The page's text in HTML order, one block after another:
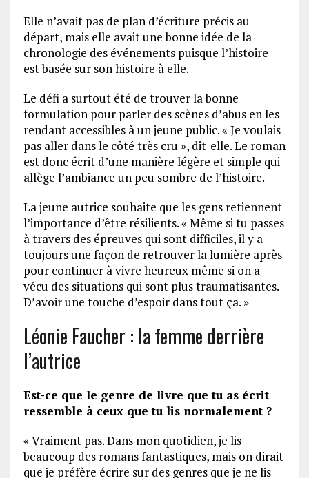
Elle n’avait pas de plan d’écriture précis au
départ, mais elle avait une bonne idée de la
chronologie des événements puisque l’histoire
est basée sur son histoire à elle.
Le défi a surtout été de trouver la bonne
formulation pour parler des scènes d’abus en les
rendant accessibles à un jeune public. « Je voulais
pas aller dans le côté très cru », dit-elle. Le roman
est donc écrit d’une manière légère et simple qui
allège l’ambiance un peu sombre de l’histoire.
La jeune autrice souhaite que les gens retiennent
l’importance d’être résilients. « Même si tu passes
à travers des épreuves qui sont difficiles, il y a
toujours une façon de retrouver la lumière après
pour continuer à vivre heureux même si on a
vécu des situations qui sont plus traumatisantes.
D’avoir une touche d’espoir dans tout ça. »
Léonie Faucher : la femme derrière
l’autrice
Est-ce que le genre de livre que tu as écrit
ressemble à ceux que tu lis normalement ?
« Vraiment pas. Dans mon quotidien, je lis
beaucoup des romans fantastiques, mais on dirait
que je préfère écrire sur des genres que je ne lis